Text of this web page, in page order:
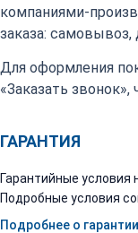
компаниями-
заказа:
Для оформления
«Заказать
ГАРАНТИЯ
Гарантийные
Подробные условия
Подробнее о гарантии